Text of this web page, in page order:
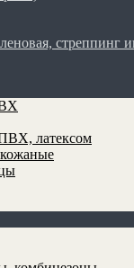
стреппинг
латексом